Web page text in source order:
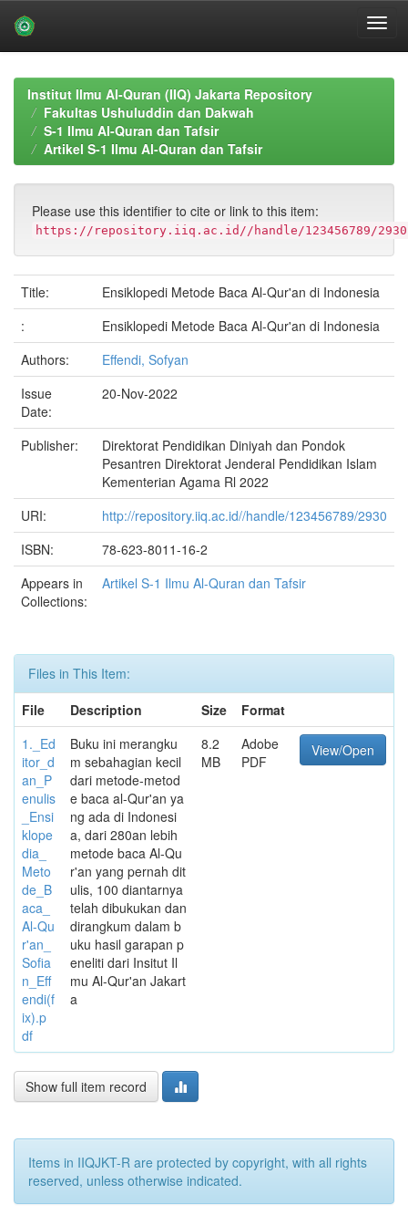
navigationInstitut Ilmu Al-Quran (IIQ) Jakarta Repository
Fakultas Ushuluddin dan Dakwah
S-1 Ilmu Al-Quran dan Tafsir
Artikel S-1 Ilmu Al-Quran dan Tafsir
Please use this identifier to cite or link to this item:
https://repository.iiq.ac.id//handle/123456789/2930
Title:
Ensiklopedi Metode Baca Al-Qur'an di Indonesia
:
Ensiklopedi Metode Baca Al-Qur'an di Indonesia
Authors:
Effendi, Sofyan
Issue
Date:
20-Nov-2022
Publisher:
Direktorat Pendidikan Diniyah dan Pondok
Pesantren Direktorat Jenderal Pendidikan Islam
Kementerian Agama Rl 2022
URI:
http://repository.iiq.ac.id//handle/123456789/2930
ISBN:
78-623-8011-16-2
Appears in
Collections:
Artikel S-1 Ilmu Al-Quran dan Tafsir
Files in This Item:
File
Description Size
Format
1._Ed
itor_d
an_P
enulis
_Ensi
klope
dia_
Meto
de_B
aca_
Al-Qu
r'an_
Sofia
n_Eff
endi(f
ix).p
df
Buku ini merangku
m sebahagian kecil
dari metode-metod
e baca al-Qur'an ya
ng ada di Indonesi
a, dari 280an lebih
metode baca Al-Qu
r'an yang pernah dit
ulis, 100 diantarnya
telah dibukukan dan
dirangkum dalam b
uku hasil garapan p
eneliti dari Insitut Il
mu Al-Qur'an Jakart
a
8.2
MB
Adobe
PDF
View/Open
Show full item record
Items in IIQJKT-R are protected by copyright, with all rights
reserved, unless otherwise indicated.